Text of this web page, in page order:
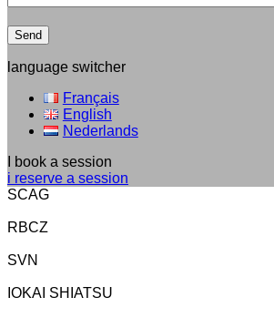
language switcher
Français
English
Nederlands
I book a session
i reserve a session
SCAG
RBCZ
SVN
IOKAI SHIATSU